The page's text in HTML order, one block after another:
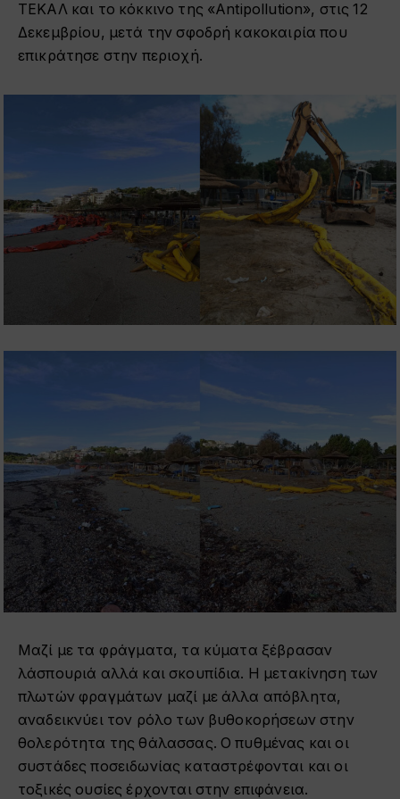
ΤΕΚΑΛ και το κόκκινο της «Antipollution», στις 12
Δεκεμβρίου, μετά την σφοδρή κακοκαιρία που
επικράτησε στην περιοχή.
Μαζί με τα φράγματα, τα κύματα ξέβρασαν
λάσπουριά αλλά και σκουπίδια. Η μετακίνηση των
πλωτών φραγμάτων μαζί με άλλα απόβλητα,
αναδεικνύει τον ρόλο των βυθοκορήσεων στην
θολερότητα της θάλασσας. Ο πυθμένας και οι
συστάδες ποσειδωνίας καταστρέφονται και οι
τοξικές ουσίες έρχονται στην επιφάνεια.